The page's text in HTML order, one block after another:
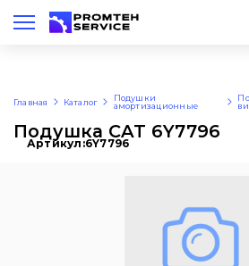
Рус
Главная Каталог
Подушки
амортизационные
Подушка CAT 6Y7796
Артикул:6Y7796